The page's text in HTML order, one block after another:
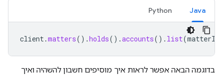
Java
Python
client.matters().holds().accounts(). list(matterId
בדוגמה הבאה אפשר לראות איך מוסיפים חשבון להשהיה ואיך